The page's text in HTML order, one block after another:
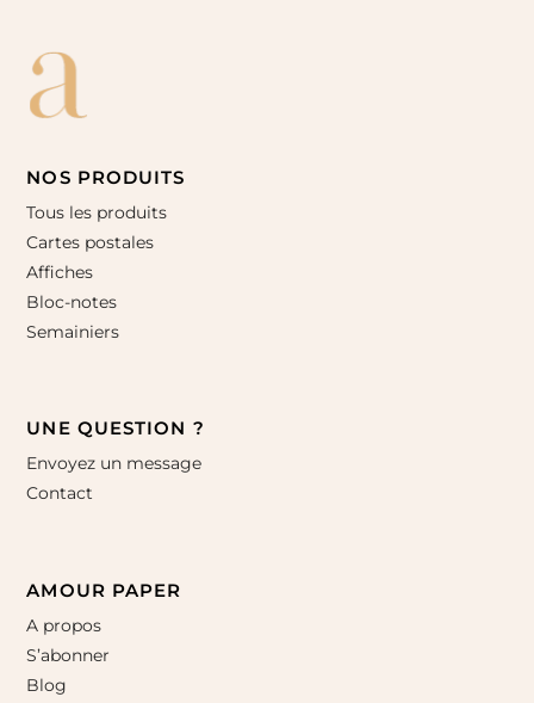
NOS PRODUITS
Tous les produits
Cartes postales
Affiches
Bloc-notes
Semainiers
UNE QUESTION ?
Envoyez un message
Contact
AMOUR PAPER
A propos
S’abonner
Blog